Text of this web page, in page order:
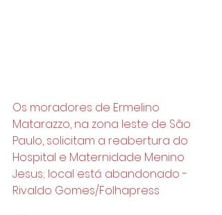
Os moradores de Ermelino
Matarazzo, na zona leste de São
Paulo, solicitam a reabertura do
Hospital e Maternidade Menino
Jesus; local está abandonado -
Rivaldo Gomes/Folhapress